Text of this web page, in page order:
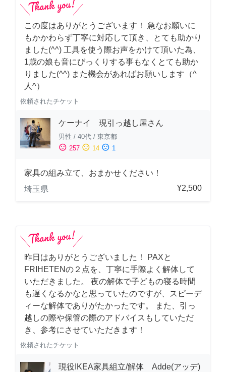
この度はありがとうございます！ 急なお願いに
もかかわらず丁寧に対応して頂き、とても助かり
ました(^^) 工具を使う際お声をかけて頂いた為、
1歳の娘も音にびっくりする事もなくとても助か
りました(^^) また機会があればお願いします（^
人^）
依頼されたチケット
ケーナイ 現引っ越し屋さん
男性 / 40代 / 東京都
sentiment_satisfied 257 sentiment_neutral 14 sentiment_dissatisfied 1
家具の組み立て、おまかせください！
埼玉県
¥2,500
昨日はありがとうございました！ PAXと
FRIHETENの２点を、丁寧に手際よく解体して
いただきました。 夜の解体で子どもの寝る時間
も遅くなるかなと思っていたのですが、スピーデ
ィーな解体でありがたかったです。 また、引っ
越しの際や保管の際のアドバイスもしていただ
き、参考にさせていただきます！
依頼されたチケット
現役IKEA家具組立/解体 Adde(アッデ)